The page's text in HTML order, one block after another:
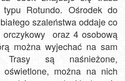
Rotundo. Ośrodek do
szaleństwa oddaje co
orczykowy oraz 4 osobową
można wyjechać na sam
Trasy są naśnieżone,
można na nich